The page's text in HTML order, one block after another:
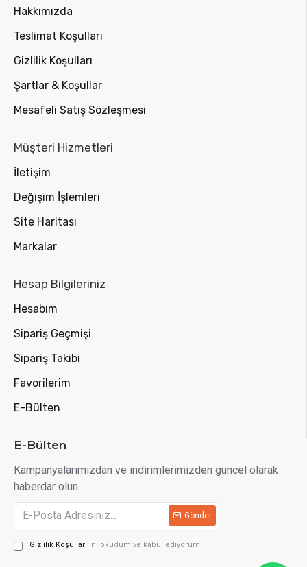
Hakkımızda
Teslimat Koşulları
Gizlilik Koşulları
Şartlar & Koşullar
Mesafeli Satış Sözleşmesi
Müşteri Hizmetleri
İletişim
Değişim İşlemleri
Site Haritası
Markalar
Hesap Bilgileriniz
Hesabım
Sipariş Geçmişi
Sipariş Takibi
Favorilerim
E-Bülten
E-Bülten
Kampanyalarımızdan ve indirimlerimizden güncel olarak
haberdar olun.
Gönder
Gizlilik Koşulları 'ni okudum ve kabul ediyorum.